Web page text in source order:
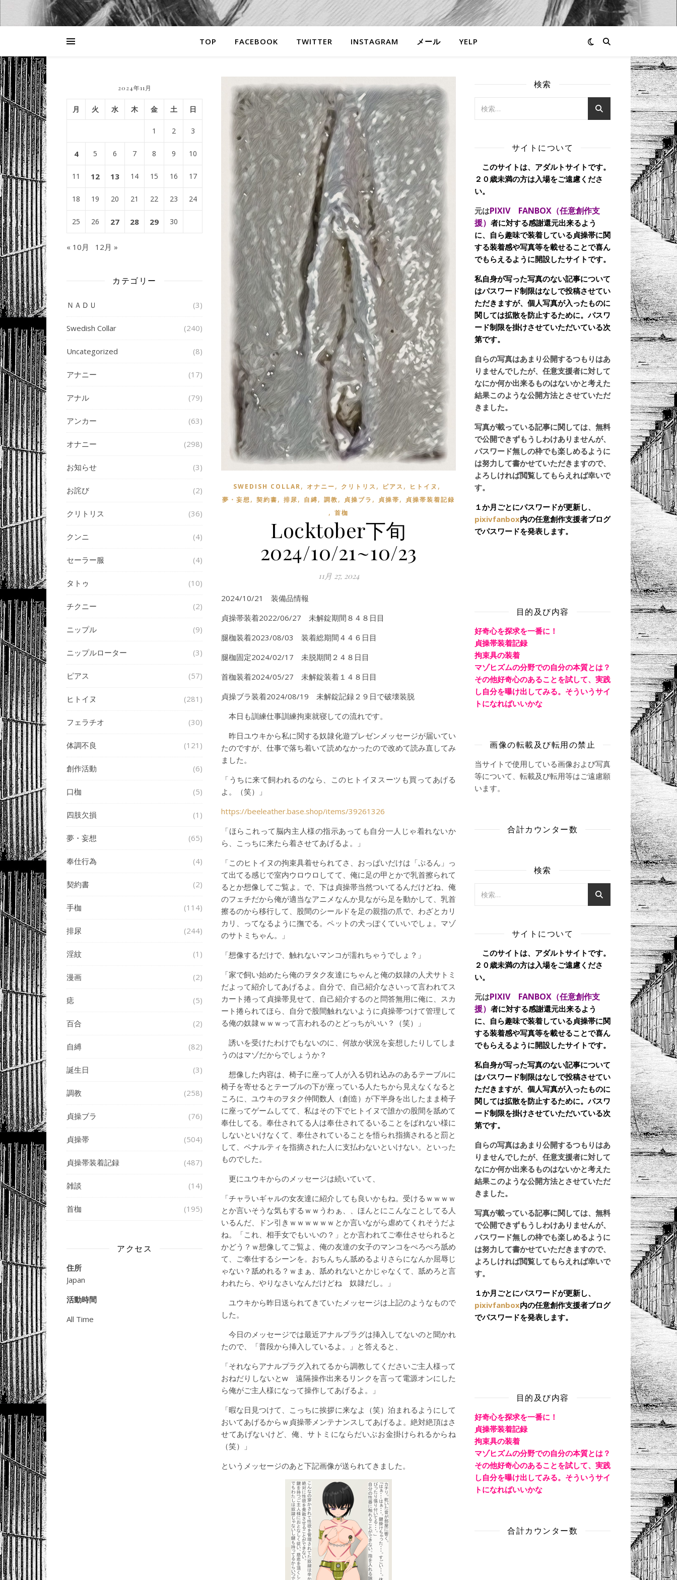
TOP FACEBOOK TWITTER INSTAGRAM メール YELP
2024年11月
月 火 水 木 金 土 日
1 2 3
4 5 6 7 8 9 10
11 12 13 14 15 16 17
18 19 20 21 22 23 24
25 26 27 28 29 30
« 10月 12月 »
カテゴリー
ＮＡＤＵ (3)
Swedish Collar (240)
Uncategorized (8)
アナニー (17)
アナル (79)
アンカー (63)
オナニー (298)
お知らせ (3)
お詫び (2)
クリトリス (36)
クンニ (4)
セーラー服 (4)
タトゥ (10)
チクニー (2)
ニップル (9)
ニップルローター (3)
ピアス (57)
ヒトイヌ (281)
フェラチオ (30)
体調不良 (121)
創作活動 (6)
口枷 (5)
四肢欠損 (1)
夢・妄想 (65)
奉仕行為 (4)
契約書 (2)
手枷 (114)
排尿 (244)
淫紋 (1)
漫画 (2)
痣 (5)
百合 (2)
自縛 (82)
誕生日 (3)
調教 (258)
貞操ブラ (76)
貞操帯 (504)
貞操帯装着記録 (487)
雑談 (14)
首枷 (195)
アクセス
住所
Japan
活動時間
All Time
SWEDISH COLLAR, オナニー, クリトリス , ピアス , ヒトイヌ ,
夢・妄想, 契約書, 排尿, 自縛, 調教, 貞操ブラ , 貞操帯, 貞操帯装着記録
, 首枷
Locktober下旬
2024/10/21~10/23
11月 27, 2024
2024/10/21 装備品情報
貞操帯装着2022/06/27 未解錠期間８４８日目
腿枷装着2023/08/03 装着総期間４４６日目
腿枷固定2024/02/17 未脱期間２４８日目
首枷装着2024/05/27 未解錠装着１４８日目
貞操ブラ装着2024/08/19 未解錠記録２９日で破壊装脱
本日も訓練仕事訓練拘束就寝しての流れです。
昨日ユウキから私に関する奴隷化遊プレゼンメッセージが届いてい
たのですが、仕事で落ち着いて読めなかったので改めて読み直してみ
ました。
「うちに来て飼われるのなら、このヒトイヌスーツも買ってあげる
よ。（笑）」
https://beeleather.base.shop/items/39261326
「ほらこれって脳内主人様の指示あっても自分一人じゃ着れないか
ら、こっちに来たら着させてあげるよ。」
「このヒトイヌの拘束具着せられてさ、おっぱいだけは「ぷるん」っ
て出てる感じで室内ウロウロしてて、俺に足の甲とかで乳首擦られて
るとか想像してご覧よ。で、下は貞操帯当然ついてるんだけどね、俺
のフェチだから俺が適当なアニメなんか見ながら足を動かして、乳首
擦るのから移行して、股間のシールドを足の親指の爪で、わざとカリ
カリ、ってなるように撫でる。ペットの犬っぽくていいでしょ。マゾ
のサトミちゃん。」
「想像するだけで、触れないマンコが濡れちゃうでしょ？」
「家で飼い始めたら俺のヲタク友達にちゃんと俺の奴隷の人犬サトミ
だよって紹介してあげるよ。自分で、自己紹介なさいって言われてス
カート捲って貞操帯見せて、自己紹介するのと問答無用に俺に、スカ
ート捲られてほら、自分で股間触れないように貞操帯つけて管理して
る俺の奴隷ｗｗｗって言われるのとどっちがいい？（笑）」
誘いを受けたわけでもないのに、何故か状況を妄想したりしてしま
うのはマゾだからでしょうか？
想像した内容は、椅子に座って人が入る切れ込みのあるテーブルに
椅子を寄せるとテーブルの下が座っている人たちから見えなくなると
ころに、ユウキのヲタク仲間数人（創造）が下半身を出したまま椅子
に座ってゲームしてて、私はその下でヒトイヌで誰かの股間を舐めて
奉仕してる。奉仕されてる人は奉仕されてるいることをばれない様に
しないといけなくて、奉仕されていることを悟られ指摘されると罰と
して、ペナルティを指摘された人に支払わないといけない。といった
ものでした。
更にユウキからのメッセージは続いていて、
「チャラいギャルの女友達に紹介しても良いかもね。受けるｗｗｗｗ
とか言いそうな気もするｗｗうわぁ、、ほんとにこんなことしてる人
いるんだ、ドン引きｗｗｗｗｗｗとか言いながら虐めてくれそうだよ
ね。「これ、相手女でもいいの？」とか言われてご奉仕させられると
かどう？ｗ想像してご覧よ、俺の友達の女子のマンコをぺろぺろ舐め
て、ご奉仕するシーンを。おちんちん舐めるよりさらになんか屈辱じ
ゃない？舐めれる？ｗまぁ、舐めれないとかじゃなくて、舐めろと言
われたら、やりなさいなんだけどね 奴隷だし。」
ユウキから昨日送られてきていたメッセージは上記のようなもので
した。
今日のメッセージでは最近アナルプラグは挿入してないのと聞かれ
たので、「普段から挿入しているよ。」と答えると、
「それならアナルプラグ入れてるから調教してくださいご主人様って
おねだりしないとw 遠隔操作出来るリンクを言って電源オンにした
ら俺がご主人様になって操作してあげるよ。」
「暇な日見つけて、こっちに挨拶に来なよ（笑）泊まれるようにして
おいてあげるからｗ貞操帯メンテナンスしてあげるよ。絶対絶頂はさ
せてあげないけど、俺、サトミにならだいぶお金掛けられるからね
（笑）」
というメッセージのあと下記画像が送られてきました。
検索
サイトについて
このサイトは、アダルトサイトです。
２０歳未満の方は入場をご遠慮くださ
い。
元はPIXIV FANBOX（任意創作支
援） 者に対する感謝還元出来るよう
に、自ら趣味で装着している貞操帯に関
する装着感や写真等を載せることで喜ん
でもらえるように開設したサイトです。
私自身が写った写真のない記事について
はパスワード制限はなしで投稿させてい
ただきますが、個人写真が入ったものに
関しては拡散を防止するために。パスワ
ード制限を掛けさせていただいている次
第です。
自らの写真はあまり公開するつもりはあ
りませんでしたが、任意支援者に対して
なにか何か出来るものはないかと考えた
結果このような公開方法とさせていただ
きました。
写真が載っている記事に関しては、無料
で公開できずもうしわけありませんが、
パスワード無しの枠でも楽しめるように
は努力して書かせていただきますので、
よろしければ閲覧してもらえれば幸いで
す。
１か月ごとにパスワードが更新し、
pixivfanbox内の任意創作支援者ブログ
でパスワードを発表します。
目的及び内容
好奇心を探求を一番に！
貞操帯装着記録
拘束具の装着
マゾヒズムの分野での自分の本質とは？
その他好奇心のあることを試して、実践
し自分を曝け出してみる。そういうサイ
トになればいいかな
画像の転載及び転用の禁止
当サイトで使用している画像および写真
等について、転載及び転用等はご遠慮願
います。
合計カウンター数
検索
サイトについて
このサイトは、アダルトサイトです。
２０歳未満の方は入場をご遠慮くださ
い。
元はPIXIV FANBOX（任意創作支
援） 者に対する感謝還元出来るよう
に、自ら趣味で装着している貞操帯に関
する装着感や写真等を載せることで喜ん
でもらえるように開設したサイトです。
私自身が写った写真のない記事について
はパスワード制限はなしで投稿させてい
ただきますが、個人写真が入ったものに
関しては拡散を防止するために。パスワ
ード制限を掛けさせていただいている次
第です。
自らの写真はあまり公開するつもりはあ
りませんでしたが、任意支援者に対して
なにか何か出来るものはないかと考えた
結果このような公開方法とさせていただ
きました。
写真が載っている記事に関しては、無料
で公開できずもうしわけありませんが、
パスワード無しの枠でも楽しめるように
は努力して書かせていただきますので、
よろしければ閲覧してもらえれば幸いで
す。
１か月ごとにパスワードが更新し、
pixivfanbox内の任意創作支援者ブログ
でパスワードを発表します。
目的及び内容
好奇心を探求を一番に！
貞操帯装着記録
拘束具の装着
マゾヒズムの分野での自分の本質とは？
その他好奇心のあることを試して、実践
し自分を曝け出してみる。そういうサイ
トになればいいかな
合計カウンター数